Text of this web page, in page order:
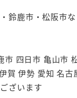
鈴鹿市・松阪市
市 四日市 亀山市
賀 伊勢 愛知 名古
ざいます